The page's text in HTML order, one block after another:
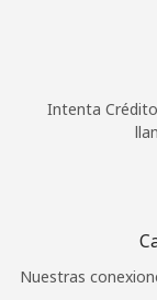
Intenta
Nuestras